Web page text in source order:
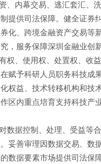
内幕交易、逃汇套汇、
提供司法保障。健全证券
化、跨境金融资产交易等
，服务保障深圳金融业创新
、使用权、处置权、收
赋予科研人员职务科技成
权益、技术转移机构和技
区内重点培育支持科技产
据控制、处理、受益等
妥善审理因数据交易、数
数据要素市场提供司法保